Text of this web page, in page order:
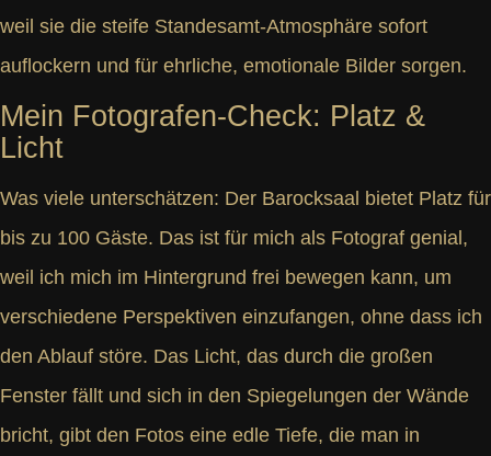
weil sie die steife Standesamt-Atmosphäre sofort
auflockern und für ehrliche, emotionale Bilder sorgen.
Mein Fotografen-Check: Platz &
Licht
Was viele unterschätzen: Der Barocksaal bietet Platz für
bis zu 100 Gäste. Das ist für mich als Fotograf genial,
weil ich mich im Hintergrund frei bewegen kann, um
verschiedene Perspektiven einzufangen, ohne dass ich
den Ablauf störe. Das Licht, das durch die großen
Fenster fällt und sich in den Spiegelungen der Wände
bricht, gibt den Fotos eine edle Tiefe, die man in